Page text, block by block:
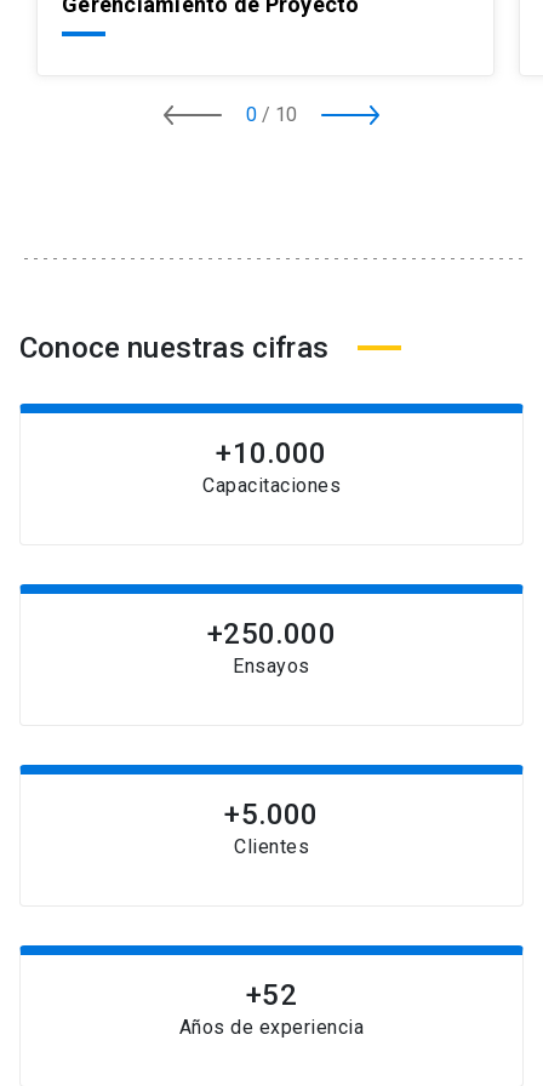
0 / 10
Conoce nuestras cifras
+10.000
Capacitaciones
+250.000
Ensayos
+5.000
Clientes
+52
Años de experiencia